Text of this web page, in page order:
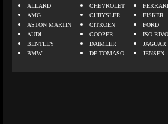
ALLARD
AMG
ASTON MARTIN
AUDI
BENTLEY
BMW
CHEVROLET
CHRYSLER
CITROEN
COOPER
DAIMLER
DE TOMASO
FERRARI
FISKER
FORD
ISO
JAGUAR
JENSEN